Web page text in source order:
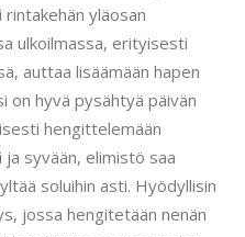
yläosan
ulkoilmassa, erityisesti
auttaa lisäämään hapen
on hyvä pysähtyä päivän
hengittelemään
syvään, elimistö saa
soluihin asti. Hyödyllisin
jossa hengitetään nenän